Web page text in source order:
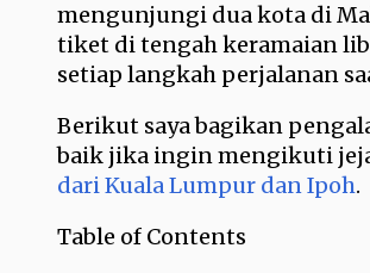
mengunjungi dua kota di
tiket di tengah keramaian
setiap langkah perjalanan
Berikut saya bagikan
baik jika ingin mengikuti
dari Kuala Lumpur dan Ipoh.
Table of Contents